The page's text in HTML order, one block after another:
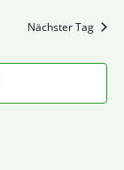
Nächster Tag